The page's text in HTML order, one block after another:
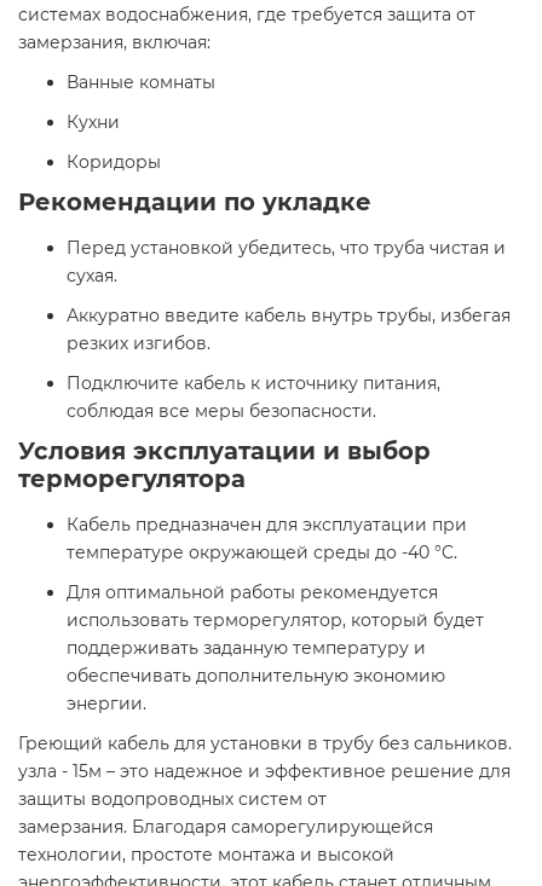
системах водоснабжения, где требуется защита от
замерзания, включая:​
Ванные комнаты
Кухни
Коридоры​
Рекомендации по укладке
Перед установкой убедитесь, что труба чистая и
сухая.
Аккуратно введите кабель внутрь трубы, избегая
резких изгибов.
Подключите кабель к источнику питания,
соблюдая все меры безопасности.​
Условия эксплуатации и выбор
терморегулятора
Кабель предназначен для эксплуатации при
температуре окружающей среды до -40 °C.
Для оптимальной работы рекомендуется
использовать терморегулятор, который будет
поддерживать заданную температуру и
обеспечивать дополнительную экономию
энергии.​
Греющий кабель для установки в трубу без сальников.
узла - 15м – это надежное и эффективное решение для
защиты водопроводных систем от
замерзания. Благодаря саморегулирующейся
технологии, простоте монтажа и высокой